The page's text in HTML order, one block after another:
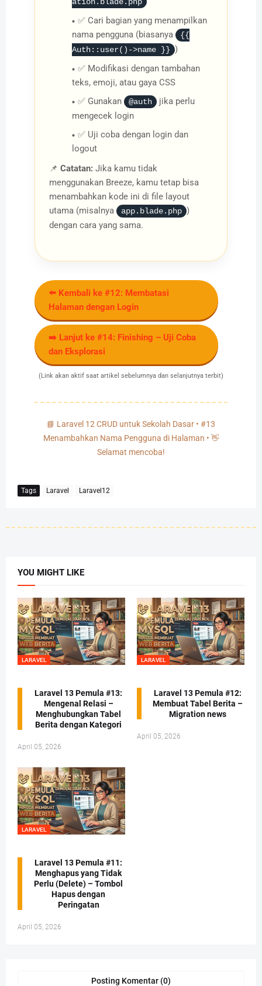
ation.blade.php
✅ Cari bagian yang menampilkan
nama pengguna (biasanya {{
Auth::user()->name }} )
✅ Modifikasi dengan tambahan
teks, emoji, atau gaya CSS
✅ Gunakan @auth
jika perlu
mengecek login
✅ Uji coba dengan login dan
logout
📌Catatan: Jika kamu tidak
menggunakan Breeze, kamu tetap bisa
menambahkan kode ini di file layout
utama (misalnya app.blade.php )
dengan cara yang sama.
⬅️ Kembali ke #12: Membatasi
Halaman dengan Login
➡️ Lanjut ke #14: Finishing – Uji Coba
dan Eksplorasi
(Link akan aktif saat artikel sebelumnya dan selanjutnya terbit)
📘 Laravel 12 CRUD untuk Sekolah Dasar • #13
Menambahkan Nama Pengguna di Halaman • 👋
Selamat mencoba!
Tags Laravel Laravel12
YOU MIGHT LIKE
LARAVEL
Laravel 13 Pemula #13:
Mengenal Relasi –
Menghubungkan Tabel
Berita dengan Kategori
April 05, 2026
LARAVEL
Laravel 13 Pemula #12:
Membuat Tabel Berita –
Migration news
April 05, 2026
LARAVEL
Laravel 13 Pemula #11:
Menghapus yang Tidak
Perlu (Delete) – Tombol
Hapus dengan
Peringatan
April 05, 2026
Posting Komentar (0)